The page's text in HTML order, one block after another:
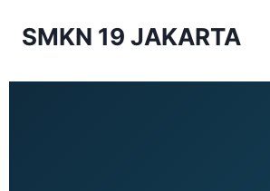
SMKN 19 JAKARTA